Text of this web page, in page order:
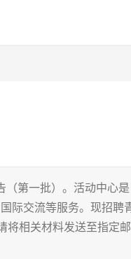
（第一批）。活动中心是
际交流等服务。现招聘
将相关材料发送至指定邮